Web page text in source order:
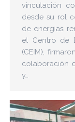
vinculación
desde su rol
de energías
el Centro de
(CEIM),
colaboración
y…